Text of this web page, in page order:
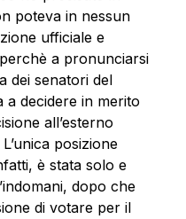
poteva in nessun
ufficiale e
a pronunciarsi
dei senatori del
a decidere in merito
all’esterno
posizione
è stata solo e
dopo che
di votare per il